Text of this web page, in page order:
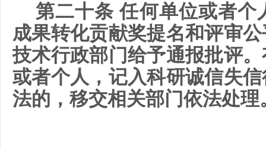
第二十条 任何单位或者
成果转化贡献奖提名和评审
技术行政部门给予通报批评
或者个人，记入科研诚信失
法的，移交相关部门依法处理